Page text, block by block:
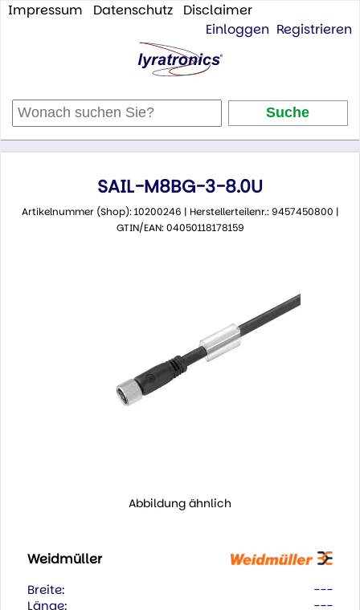
Impressum Datenschutz
Disclaimer
Einloggen Registrieren
SAIL-M8BG-3-8.0U
Artikelnummer (Shop): 10200246 | Herstellerteilenr.: 9457450800 |
GTIN/EAN: 04050118178159
Abbildung ähnlich
Weidmüller
Breite:
---
Länge:
---